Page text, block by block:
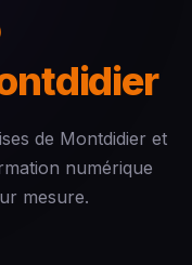
de Montdidier et
numérique
mesure.